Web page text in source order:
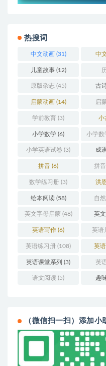
热搜词
中文动画(31) 中
儿童故事(12)
原版杂志(45) 古
启蒙动画(14) 启
学前教育 (3) 小
小学数学 (6) 小学数
小学英语试卷 (3) 成
拼音 (6) 拼
数学练习册 (3) 洪
绘本阅读(58) 自
英文字母启蒙 (48) 英
英语写作 (6) 英语
英语练习册 (108) 英
英语课堂系列 (3) 英
语文阅读 (5) 趣
（微信扫一扫）添加小